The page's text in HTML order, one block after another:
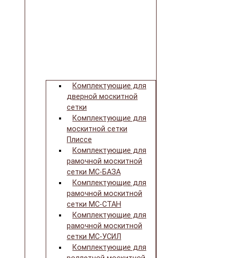
Комплектующие для
дверной москитной
сетки
Комплектующие для
москитной сетки
Плиссе
Комплектующие для
рамочной москитной
сетки МС-БАЗА
Комплектующие для
рамочной москитной
сетки МС-СТАН
Комплектующие для
рамочной москитной
сетки МС-УСИЛ
Комплектующие для